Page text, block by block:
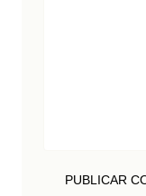
PUBLICAR